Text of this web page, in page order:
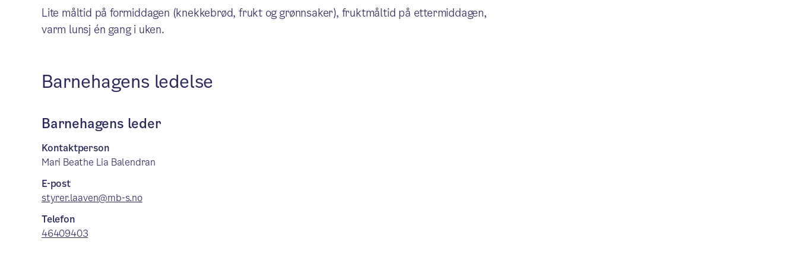
Lite måltid på formiddagen (knekkebrød, frukt og grønnsaker), fruktmåltid på ettermiddagen,
varm lunsj én gang i uken.
Barnehagens ledelse
Barnehagens leder
Kontaktperson
Mari Beathe Lia Balendran
E-post
styrer.laaven@mb-s.no
Telefon
46409403